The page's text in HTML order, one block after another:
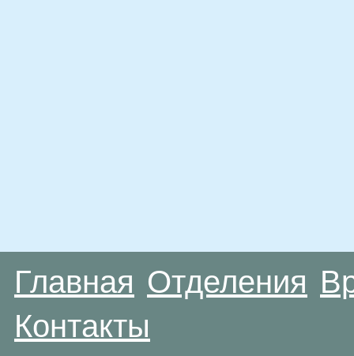
Главная Отделения
Контакты